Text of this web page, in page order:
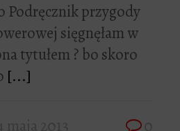
Podręcznik przygody
sięgnęłam w
tytułem ? bo skoro
[...]